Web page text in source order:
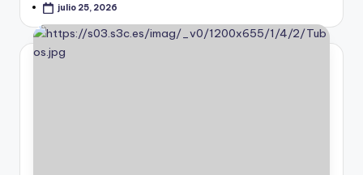
julio 25, 2026